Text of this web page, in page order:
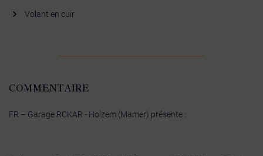
Volant en cuir
COMMENTAIRE
FR – Garage RCKAR - Holzem (Mamer) présente :